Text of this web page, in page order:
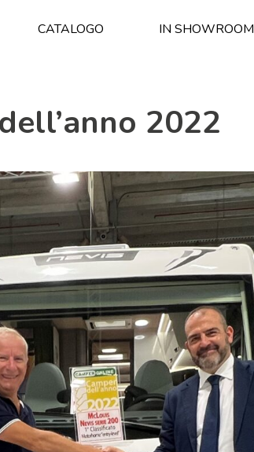
CATALOGO IN SHOWROOM
2022